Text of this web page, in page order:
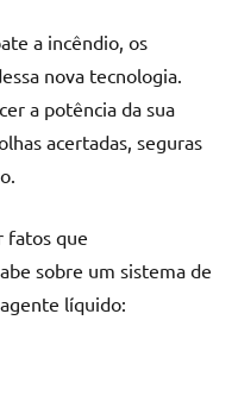
a incêndio, os
nova tecnologia.
a potência da sua
acertadas, seguras
fatos que
sobre um sistema de
líquido: